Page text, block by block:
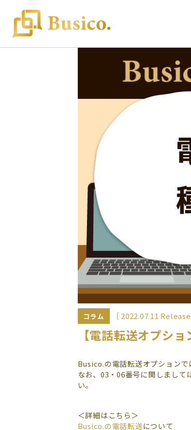
コラム ［ 2022.07.11
【電話転送オプシ
Busico.の電話転送オプションで
なお、03・06番号に関しまし
い。
＜詳細はこちら＞
Busico.の電話転送について